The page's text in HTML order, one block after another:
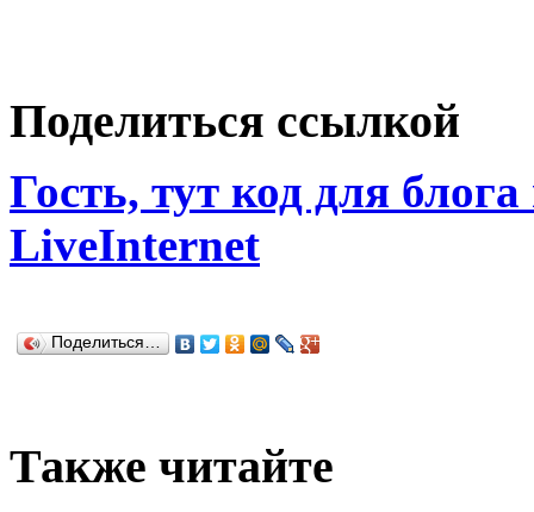
Поделиться ссылкой
Гость, тут код для
LiveInternet
Поделиться…
Также читайте